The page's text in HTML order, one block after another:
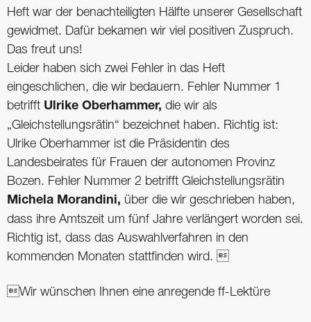
Heft war der benachteiligten Hälfte unserer Gesellschaft
gewidmet. Dafür bekamen wir viel positiven Zuspruch.
Das freut uns!
Leider haben sich zwei Fehler in das Heft
eingeschlichen, die wir bedauern. Fehler Nummer 1
betrifft Ulrike Oberhammer, die wir als
„Gleichstellungsrätin“ bezeichnet haben. Richtig ist:
Ulrike Oberhammer ist die Präsidentin des
Landesbeirates für Frauen der autonomen Provinz
Bozen. Fehler Nummer 2 betrifft Gleichstellungsrätin
Michela Morandini, über die wir geschrieben haben,
dass ihre Amtszeit um fünf Jahre verlängert worden sei.
Richtig ist, dass das Auswahlverfahren in den
kommenden Monaten stattfinden wird. 
Wir wünschen Ihnen eine anregende ff-Lektüre